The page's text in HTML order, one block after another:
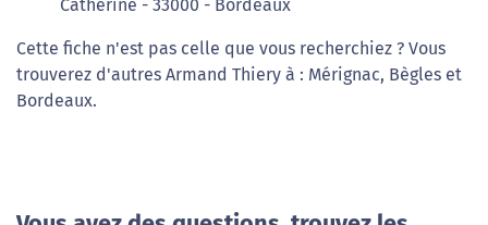
Catherine - 33000 - Bordeaux
Cette fiche n'est pas celle que vous recherchiez ? Vous
trouverez d'autres Armand Thiery à : Mérignac, Bègles et
Bordeaux.